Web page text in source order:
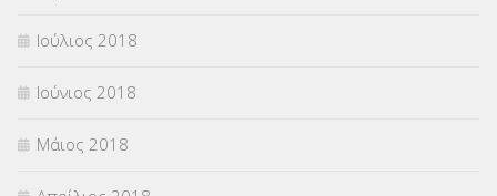
Ιούλιος 2018
Ιούνιος 2018
Μάιος 2018